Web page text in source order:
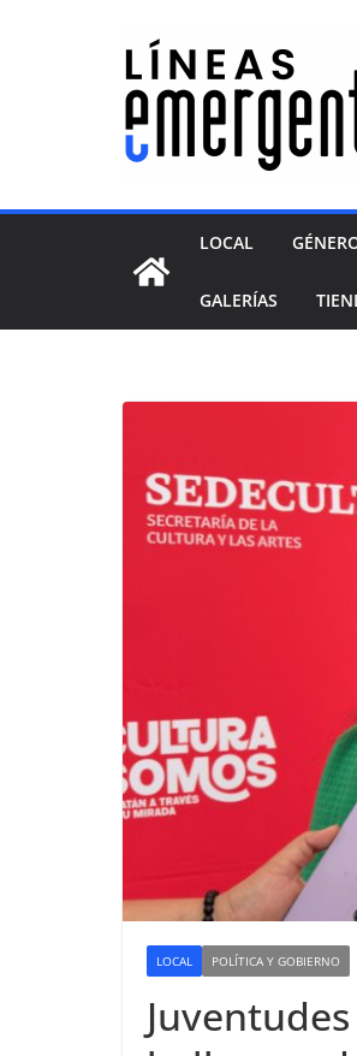
LOCAL
GALERÍAS
LOCAL POLÍTICA Y GOBIERNO